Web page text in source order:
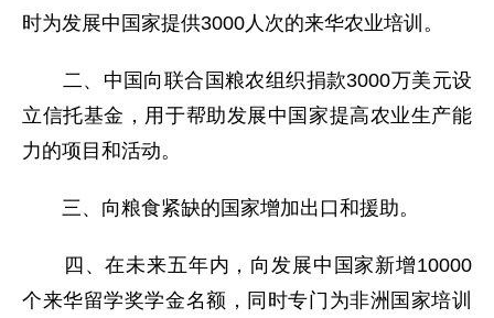
时为发展中国家提供3000人次的来华农业培训。
二、中国向联合国粮农组织捐款3000万美元设
立信托基金，用于帮助发展中国家提高农业生产能
力的项目和活动。
三、向粮食紧缺的国家增加出口和援助。
四、在未来五年内，向发展中国家新增10000
个来华留学奖学金名额，同时专门为非洲国家培训